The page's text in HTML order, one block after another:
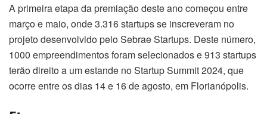
A primeira etapa da premiação deste ano começou entre
março e maio, onde 3.316 startups se inscreveram no
projeto desenvolvido pelo Sebrae Startups. Deste número,
1000 empreendimentos foram selecionados e 913 startups
terão direito a um estande no Startup Summit 2024, que
ocorre entre os dias 14 e 16 de agosto, em Florianópolis.